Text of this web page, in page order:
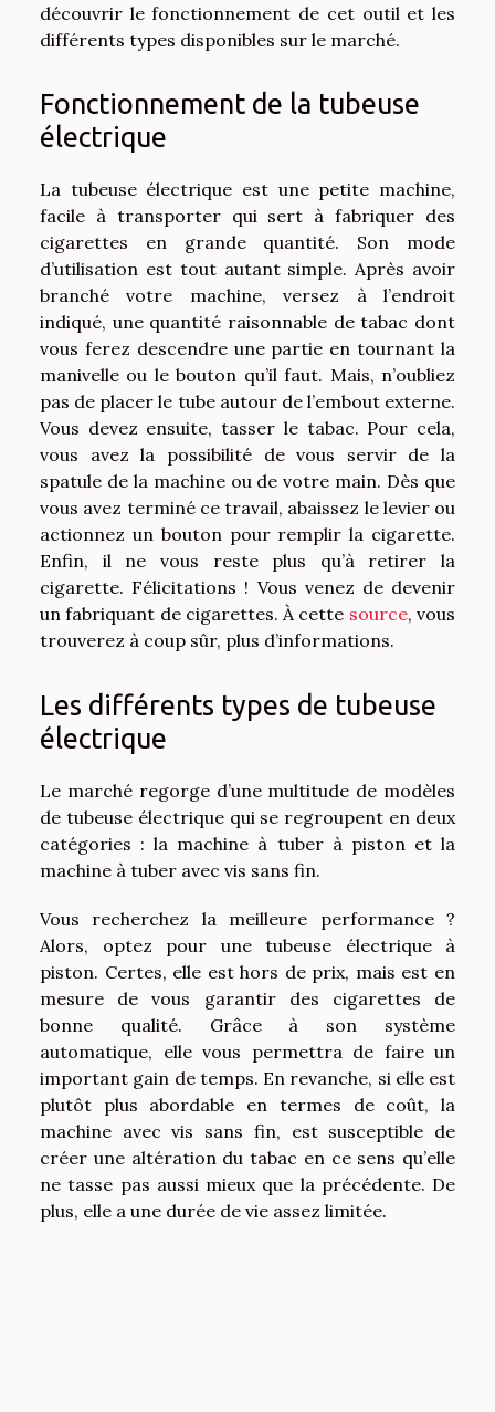
découvrir le fonctionnement de cet outil et les
différents types disponibles sur le marché.
Fonctionnement de la tubeuse
électrique
La tubeuse électrique est une petite machine,
facile à transporter qui sert à fabriquer des
cigarettes en grande quantité. Son mode
d’utilisation est tout autant simple. Après avoir
branché votre machine, versez à l’endroit
indiqué, une quantité raisonnable de tabac dont
vous ferez descendre une partie en tournant la
manivelle ou le bouton qu’il faut. Mais, n’oubliez
pas de placer le tube autour de l’embout externe.
Vous devez ensuite, tasser le tabac. Pour cela,
vous avez la possibilité de vous servir de la
spatule de la machine ou de votre main. Dès que
vous avez terminé ce travail, abaissez le levier ou
actionnez un bouton pour remplir la cigarette.
Enfin, il ne vous reste plus qu’à retirer la
cigarette. Félicitations ! Vous venez de devenir
un fabriquant de cigarettes. À cette source, vous
trouverez à coup sûr, plus d’informations.
Les différents types de tubeuse
électrique
Le marché regorge d’une multitude de modèles
de tubeuse électrique qui se regroupent en deux
catégories : la machine à tuber à piston et la
machine à tuber avec vis sans fin.
Vous recherchez la meilleure performance ?
Alors, optez pour une tubeuse électrique à
piston. Certes, elle est hors de prix, mais est en
mesure de vous garantir des cigarettes de
bonne qualité. Grâce à son système
automatique, elle vous permettra de faire un
important gain de temps. En revanche, si elle est
plutôt plus abordable en termes de coût, la
machine avec vis sans fin, est susceptible de
créer une altération du tabac en ce sens qu’elle
ne tasse pas aussi mieux que la précédente. De
plus, elle a une durée de vie assez limitée.